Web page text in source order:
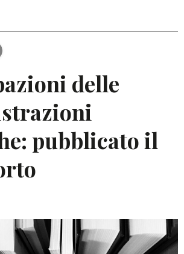
delle
pubblicato il